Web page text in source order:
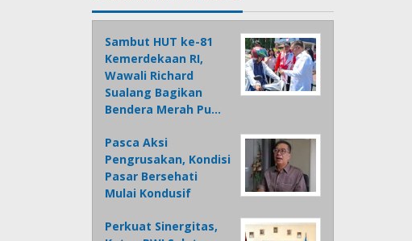
Sambut HUT ke-81
Kemerdekaan RI,
Wawali Richard
Sualang Bagikan
Bendera Merah Pu…
Pasca Aksi
Pengrusakan, Kondisi
Pasar Bersehati
Mulai Kondusif
Perkuat Sinergitas,